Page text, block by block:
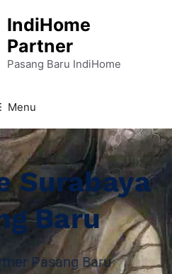
IndiHome
Partner
Pasang Baru IndiHome
Menu
Surabaya
Baru
Pasang Baru